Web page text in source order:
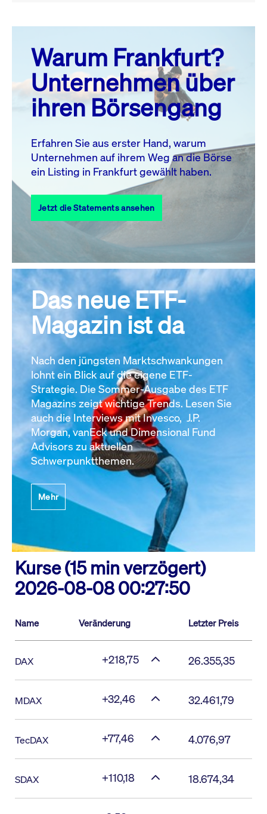
August 26
MO. DI. MI. DO. FR. SA. SO.
1
2
3
4 5 6 7 8
10 11 13 14
17
18 19 20 21 22
23
27 28
31
Alle Events
Warum Frankfurt?
Unternehmen über
ihren Börsengang
Erfahren Sie aus erster Hand, warum
Unternehmen auf ihrem Weg an die Börse
ein Listing in Frankfurt gewählt haben.
Jetzt die Statements ansehen
Das neue ETF-
Magazin ist da
Nach den jüngsten Marktschwankungen
lohnt ein Blick auf die eigene ETF-
Strategie. Die Sommer-Ausgabe des ETF
Magazins zeigt wichtige Trends. Lesen Sie
auch die Interviews mit Invesco, J.P.
Morgan, vanEck und Dimensional Fund
Advisors zu aktuellen
Schwerpunktthemen.
Mehr
Kurse (15 min verzögert)
2026-08-08 00:27:50
Name Veränderung Letzter Preis
DAX +218,75 26.355,35
MDAX +32,46 32.461,79
TecDAX +77,46 4.076,97
SDAX +110,18 18.674,34